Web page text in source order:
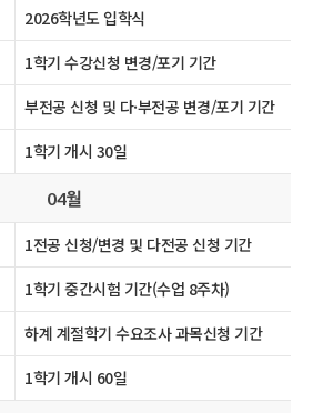
2026학년도 입학식
1학기 수강신청 변경/포기 기간
부전공 신청 및 다·부전공 변경/포기 기간
1학기 개시 30일
04월
1전공 신청/변경 및 다전공 신청 기간
1학기 중간시험 기간(수업 8주차)
하계 계절학기 수요조사 과목신청 기간
1학기 개시 60일